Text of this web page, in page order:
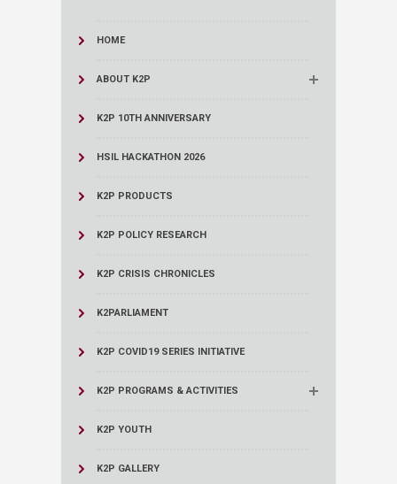
HOME
ABOUT K2P
K2P 10TH ANNIVERSARY
HSIL HACKATHON 2026
K2P PRODUCTS
K2P POLICY RESEARCH
K2P CRISIS CHRONICLES
K2PARLIAMENT
K2P COVID19 SERIES INITIATIVE
K2P PROGRAMS & ACTIVITIES
K2P YOUTH
K2P GALLERY